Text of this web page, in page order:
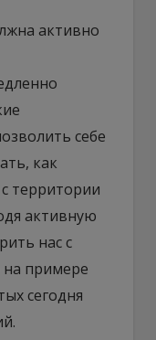
активно
себе
как
территории
активную
нас с
на примере
сегодня